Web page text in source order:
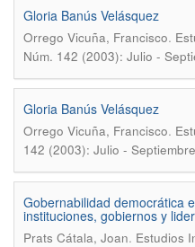
Gloria Banús Velásquez
Orrego Vicuña, Francisco.
Núm. 142 (2003): Julio -
Gloria Banús Velásquez
Orrego Vicuña, Francisco.
142 (2003): Julio -
Gobernabilidad democrática
instituciones, gobiernos y
Prats Cátala, Joan. Estudios